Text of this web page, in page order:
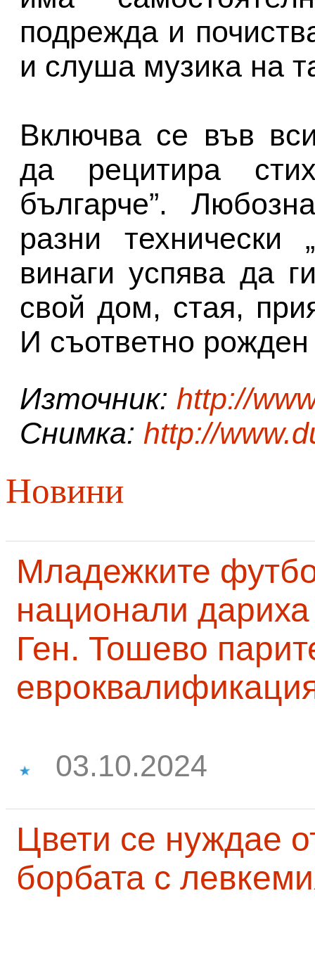
подрежда и
и слуша музика на
Включва се във
да рецитира
българче”.
разни
винаги успява да
свой дом, стая,
И съответно
Източник: http://
Снимка: http://
Новини
Младежките
национали
Ген. Тошево
03.10.2024
Цвети се нуждае
борбата с